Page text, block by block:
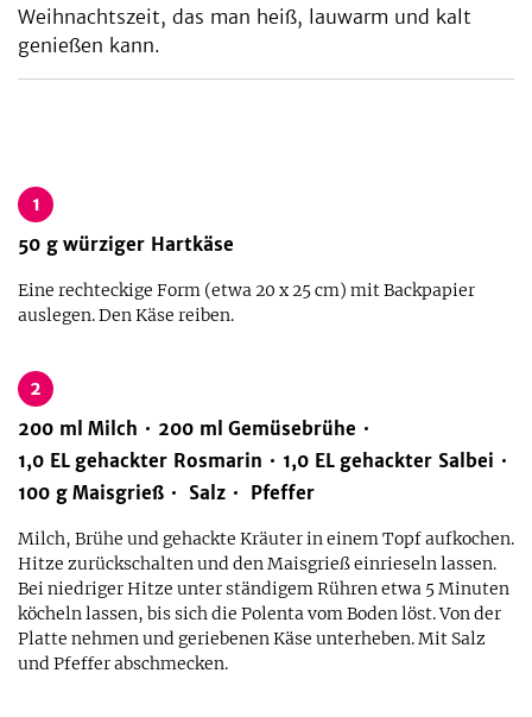
Weihnachtszeit, das man heiß, lauwarm und kalt
genießen kann.
1
50 g würziger Hartkäse
Eine rechteckige Form (etwa 20 x 25 cm) mit Backpapier
auslegen. Den Käse reiben.
2
200 ml Milch 200 ml Gemüsebrühe
1,0 EL gehackter Rosmarin 1,0 EL gehackter Salbei
100 g Maisgrieß Salz Pfeffer
Milch, Brühe und gehackte Kräuter in einem Topf aufkochen.
Hitze zurückschalten und den Maisgrieß einrieseln lassen.
Bei niedriger Hitze unter ständigem Rühren etwa 5 Minuten
köcheln lassen, bis sich die Polenta vom Boden löst. Von der
Platte nehmen und geriebenen Käse unterheben. Mit Salz
und Pfeffer abschmecken.